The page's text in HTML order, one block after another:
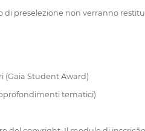
di preselezione non verranno
(Gaia Student Award)
tematici)